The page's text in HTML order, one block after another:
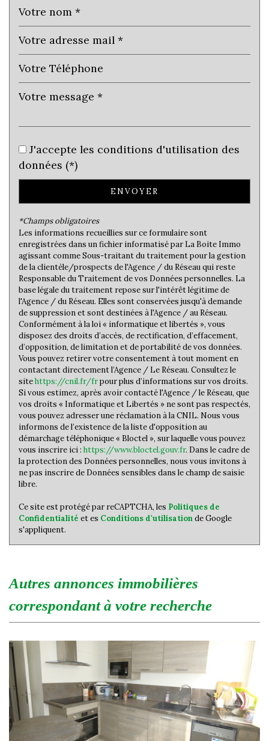
Taxe foncière
Habitants de 25 à 55 ans
39,57 %
Habitants de plus de 55 ans
Nombre d'enfants par famille
Familles avec 1 ou 2 enfants
0 %
Maisons
16,90 %
Appartements
Familles avec 3 enfants
J'accepte les conditions d'utilisation des
données (*)
ENVOYER
*Champs obligatoires
Les informations recueillies sur ce formulaire sont
enregistrées dans un fichier informatisé par La Boite Immo
agissant comme Sous-traitant du traitement pour la gestion
de la clientèle/prospects de l'Agence / du Réseau qui reste
Responsable du Traitement de vos Données personnelles. La
base légale du traitement repose sur l'intérêt légitime de
l'Agence / du Réseau. Elles sont conservées jusqu'à demande
de suppression et sont destinées à l'Agence / au Réseau.
Conformément à la loi « informatique et libertés », vous
disposez des droits d’accès, de rectification, d’effacement,
d’opposition, de limitation et de portabilité de vos données.
Vous pouvez retirer votre consentement à tout moment en
contactant directement l’Agence / Le Réseau. Consultez le
sitehttps://cnil.fr/frpour plus d’informations sur vos droits.
Si vous estimez, après avoir contacté l'Agence / le Réseau, que
vos droits « Informatique et Libertés » ne sont pas respectés,
vous pouvez adresser une réclamation à la CNIL. Nous vous
informons de l’existence de la liste d'opposition au
démarchage téléphonique « Bloctel », sur laquelle vous pouvez
vous inscrire ici : https://www.bloctel.gouv.fr. Dans le cadre de
la protection des Données personnelles, nous vous invitons à
ne pas inscrire de Données sensibles dans le champ de saisie
libre.
Ce site est protégé par reCAPTCHA, les Politiques de
Confidentialité et es Conditions d'utilisationde Google
s'appliquent.
autres annonces immobilières
correspondant à votre recherche